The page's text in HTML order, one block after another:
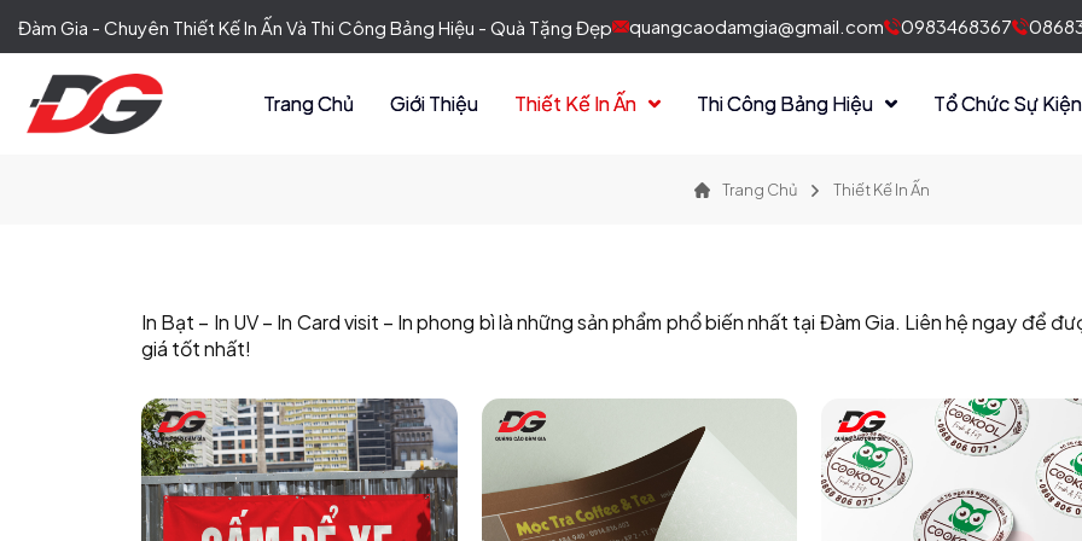
Đàm Gia - Chuyên Thiết Kế In Ấn Và Thi Công Bảng Hiệu - Quà Tặng Đẹp quangcaodamgia@gmail.com 0983468367
Trang Chủ Giới Thiệu Thiết Kế In Ấn Thi Công Bảng Hiệu Tổ Chức Sự Kiện
Trang Chủ Thiết Kế In Ấn
In Bạt – In UV – In Card visit – In phong bì là những sản phẩm phổ biến nhất tại Đàm Gia. Liên hệ ngay để
giá tốt nhất!